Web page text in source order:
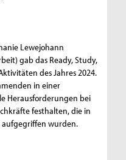
Lewejohann
gab das Ready, Study,
des Jahres 2024.
in einer
Herausforderungen bei
festhalten, die in
wurden.